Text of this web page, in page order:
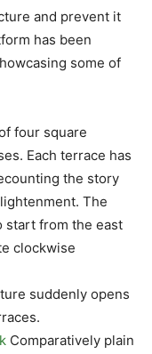
and prevent it
has been
some of
four square
Each terrace has
the story
The
start from the east
clockwise
suddenly opens
Comparatively plain